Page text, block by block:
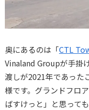
奥にあるのは「CTL
Vinaland Groupが手掛
渡しが2021年であった
様です。グランドフロ
ばすけっと」と思って